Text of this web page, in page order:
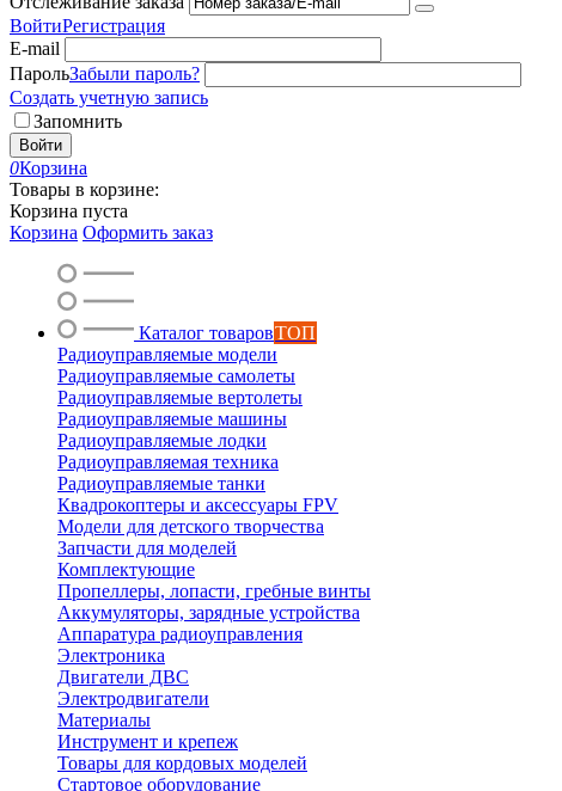
ВойтиРегистрация
E-mail
ПарольЗабыли пароль?
Создать учетную запись
Запомнить
Войти
0Корзина
Товары в корзине:
Корзина пуста
Корзина Оформить заказ
Каталог товаровТОП
Радиоуправляемые модели
Радиоуправляемые самолеты
Радиоуправляемые вертолеты
Радиоуправляемые машины
Радиоуправляемые лодки
Радиоуправляемая техника
Радиоуправляемые танки
Квадрокоптеры и аксессуары FPV
Модели для детского творчества
Запчасти для моделей
Комплектующие
Пропеллеры, лопасти, гребные винты
Аккумуляторы, зарядные устройства
Аппаратура радиоуправления
Электроника
Двигатели ДВС
Электродвигатели
Материалы
Инструмент и крепеж
Товары для кордовых моделей
Стартовое оборудование